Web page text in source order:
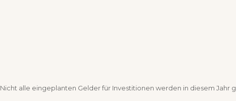
Nicht alle eingeplanten Gelder für Investitionen werden in diesem Jahr gebraucht